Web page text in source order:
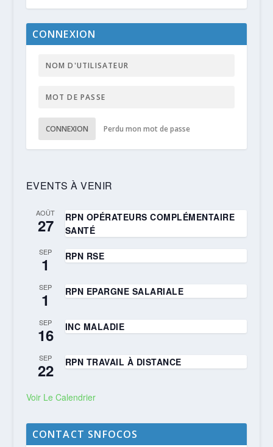
CONNEXION
CONNEXION Perdu mon mot de passe
EVENTS À VENIR
AOÛT
27
RPN OPÉRATEURS COMPLÉMENTAIRE
SANTÉ
SEP
1 RPN RSE
SEP
1 RPN EPARGNE SALARIALE
SEP
16 INC MALADIE
SEP
22 RPN TRAVAIL À DISTANCE
Voir Le Calendrier
CONTACT SNFOCOS